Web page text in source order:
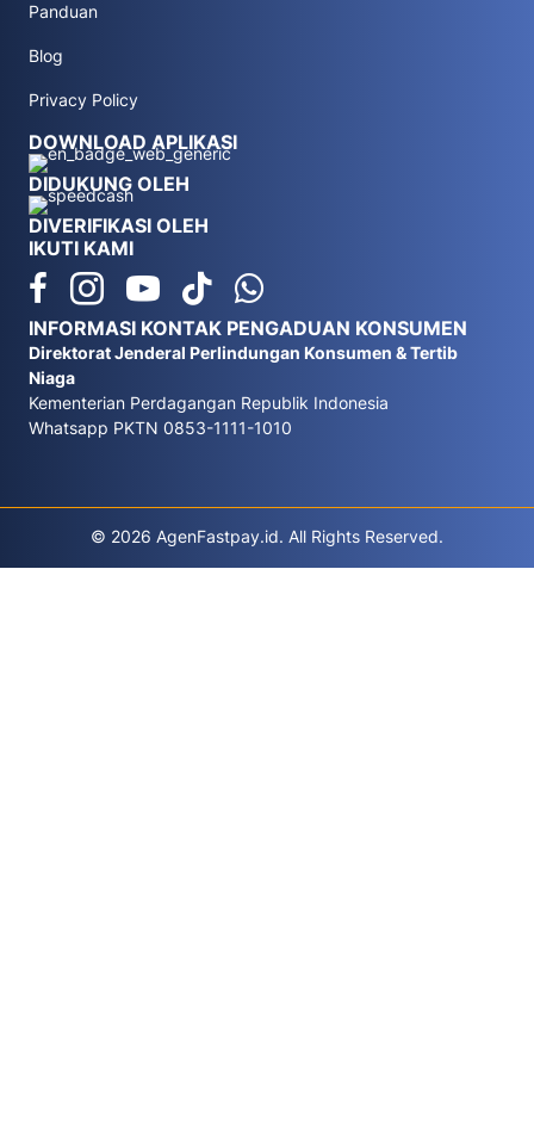
Panduan
Blog
Privacy Policy
DOWNLOAD APLIKASI
DIDUKUNG OLEH
DIVERIFIKASI OLEH
IKUTI KAMI
INFORMASI KONTAK PENGADUAN KONSUMEN
Direktorat Jenderal Perlindungan Konsumen & Tertib
Niaga
Kementerian Perdagangan Republik Indonesia
Whatsapp PKTN 0853-1111-1010
© 2026 AgenFastpay.id. All Rights Reserved.